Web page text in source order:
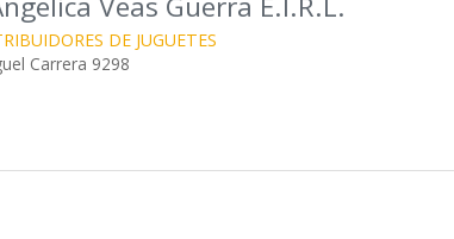
DE JUGUETES
Carrera 9298